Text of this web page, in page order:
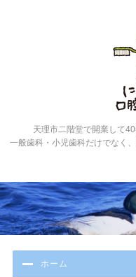
天理市二階堂で開業して
一般歯科・小児歯科だけでなく
ホーム